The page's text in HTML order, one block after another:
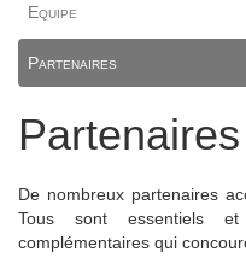
Equipe
Partenaires
Partenaires
De nombreux partenaires
Tous sont essentiels
complémentaires qui